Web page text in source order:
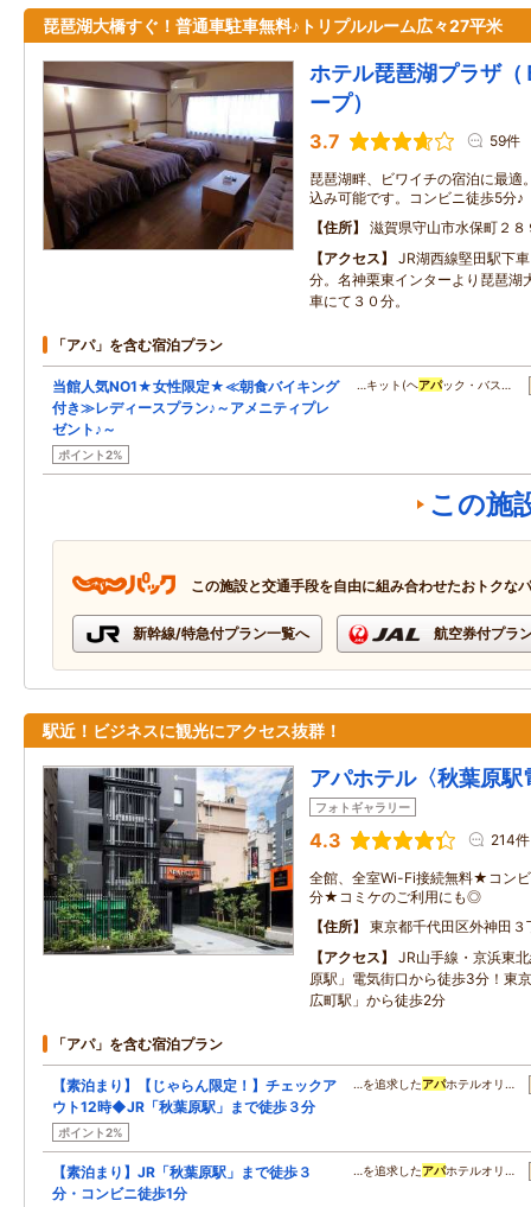
琵琶湖大橋すぐ！普通車駐車無料♪トリプルルーム広々27平米
ホテル琵琶湖プラザ（
ープ）
3.7 59件
琵琶湖畔、ビワイチの宿泊に最適
込み可能です。コンビニ徒歩5分♪
住所
滋賀県守山市水保町２８
アクセス
JR湖西線堅田駅下
分。名神栗東インターより琵琶湖
車にて３０分。
「アパ」を含む宿泊プラン
当館人気NO1★女性限定★≪朝食バイキング
付き≫レディースプラン♪～アメニティプレ
ゼント♪～
ポイント2%
…キット(ヘアパック・バス…
この施
この施設と交通手段を自由に組み合わせたおトクな
新幹線/特急付プラン一覧へ 航空券付プラ
駅近！ビジネスに観光にアクセス抜群！
アパホテル〈秋葉原駅
フォトギャラリー
4.3 214件
全館、全室Wi-Fi接続無料★コン
分★コミケのご利用にも◎
住所
東京都千代田区外神田３
アクセス
JR山手線・京浜東
原駅」電気街口から徒歩3分！東
広町駅」から徒歩2分
「アパ」を含む宿泊プラン
【素泊まり】【じゃらん限定！】チェックア
ウト12時◆JR「秋葉原駅」まで徒歩３分
ポイント2%
…を追求したアパホテルオリ…
【素泊まり】JR「秋葉原駅」まで徒歩３
分・コンビニ徒歩1分
…を追求したアパホテルオリ…